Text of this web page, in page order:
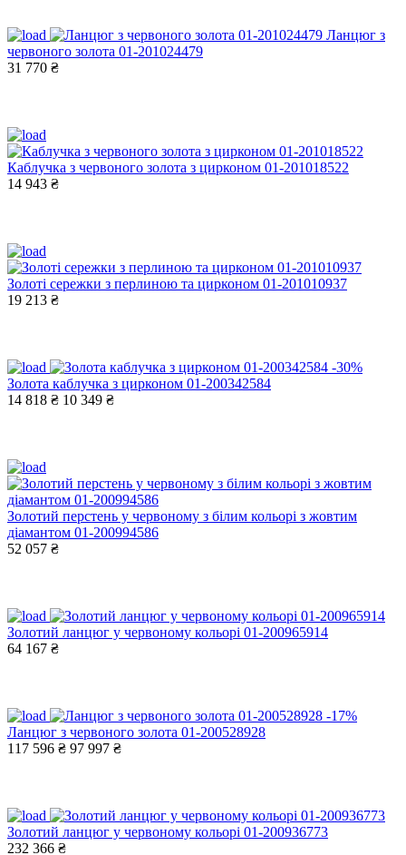
Ланцюг з
червоного золота 01-201024479
31 770 ₴
Каблучка з червоного золота з цирконом 01-201018522
14 943 ₴
Золоті сережки з перлиною та цирконом 01-201010937
19 213 ₴
-30%
Золота каблучка з цирконом 01-200342584
14 818 ₴ 10 349 ₴
Золотий перстень у червоному з білим кольорі з жовтим
діамантом 01-200994586
52 057 ₴
Золотий ланцюг у червоному кольорі 01-200965914
64 167 ₴
-17%
Ланцюг з червоного золота 01-200528928
117 596 ₴ 97 997 ₴
Золотий ланцюг у червоному кольорі 01-200936773
232 366 ₴